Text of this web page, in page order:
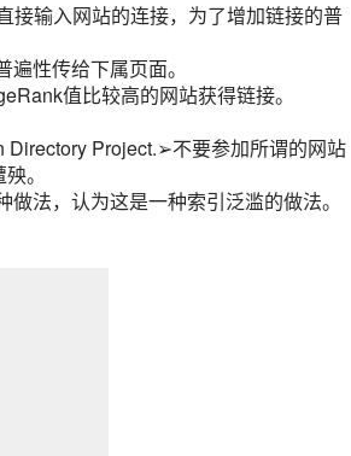
输入网站的连接，为了增加链接的普
性传给下属页面。
值比较高的网站获得链接。
Project.➢不要参加所谓的网站
。
法，认为这是一种索引泛滥的做法。